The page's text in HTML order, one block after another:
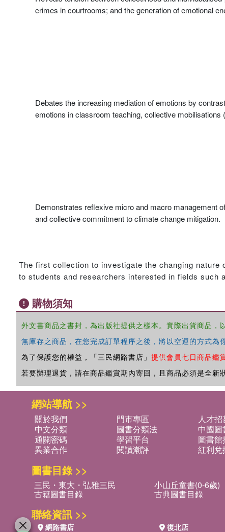
crimes in courtrooms; and the generation of emotional
Debates the increasing mediation of emotions by
emotions in classroom teaching, collective
Demonstrates reflexive micro and macro management
and collective commitment to climate change mitigation.
The first collection to investigate the changing
to students and researchers interested in fields
購物須知
外文書商品之書封，為出版社提供之樣本。實際出貨商品，
無庫存之商品，在您完成訂單程序之後，將以空運的方式為
為了保護您的權益，「三民網路書店」 提供會員七日商品鑑
若要辦理退貨，請在商品鑑賞期內寄回，且商品必須是全新
網站導航 >>
關於我們 門市專區 人才招
中文分類
圖書分類法 中國
通關密碼
學習平台 圖書館
異業合作
閱讀潮評 紅利兌
圖書目錄 >>
三民・東大・弘雅三民 小山丘童書(0-6歲)
古籍圖書目錄 古典圖書目錄
聯絡資訊 >>
網路書店 復北店